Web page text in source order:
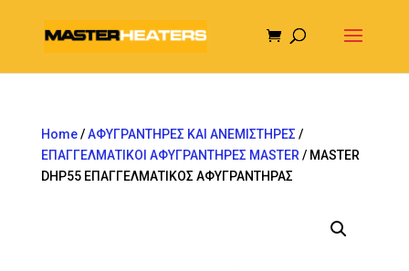
Home/ΑΦΥΓΡΑΝΤΗΡΕΣ ΚΑΙ ΑΝΕΜΙΣΤΗΡΕΣ /
ΕΠΑΓΓΕΛΜΑΤΙΚΟΙ ΑΦΥΓΡΑΝΤΗΡΕΣ MASTER / MASTER
DHP55 ΕΠΑΓΓΕΛΜΑΤΙΚΟΣ ΑΦΥΓΡΑΝΤΗΡΑΣ